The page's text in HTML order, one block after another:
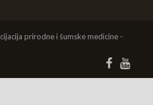
prirodne i šumske medicine -